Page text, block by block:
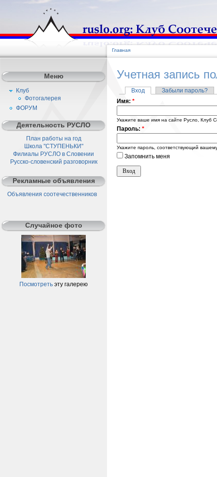
Главная
Учетная запись
Вход
Забыли пароль?
Имя: *
Укажите ваше имя на сайте Русло, Клуб
Пароль: *
Укажите пароль, соответствующий
Запомнить меня
Меню
Клуб
Фотогалерея
ФОРУМ
Деятельность РУСЛО
План работы на год
Школа "СТУПЕНЬКИ"
Филиалы РУСЛО в Словении
Русско-словенский разговорник
Рекламные объявления
Объявления соотечественников
Случайное фото
Посмотреть эту галерею